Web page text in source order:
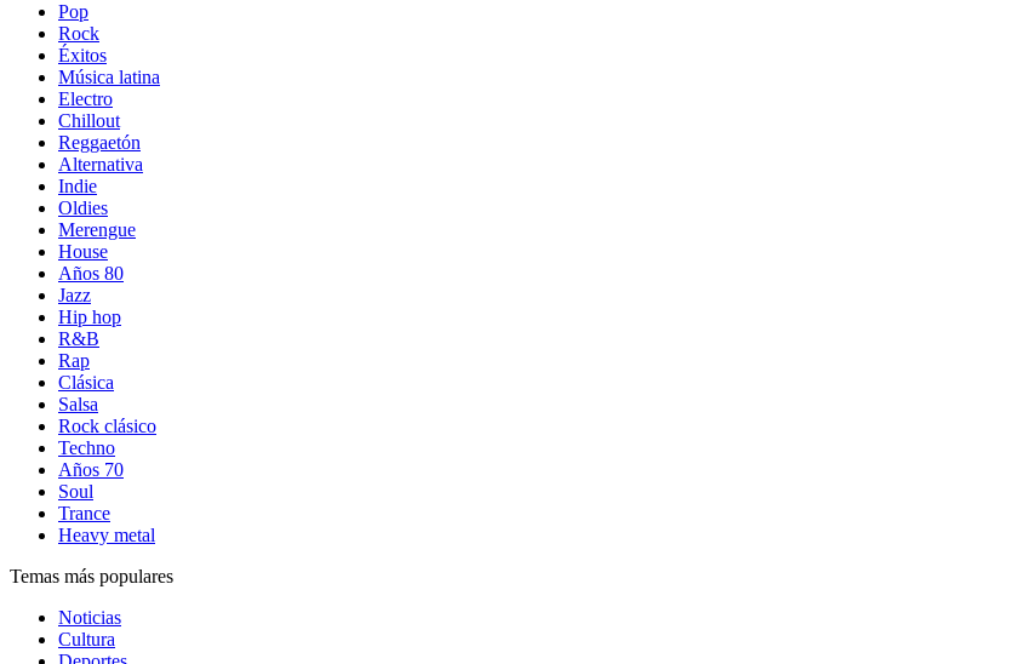
Pop
Rock
Éxitos
Música latina
Electro
Chillout
Reggaetón
Alternativa
Indie
Oldies
Merengue
House
Años 80
Jazz
Hip hop
R&B
Rap
Clásica
Salsa
Rock clásico
Techno
Años 70
Soul
Trance
Heavy metal
Temas más populares
Noticias
Cultura